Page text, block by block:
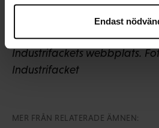
Endast
Blogginlägget bygger på en
har publicerats i Tekijä-
Industrifackets webbplats.
Industrifacket
MER FRÅN RELATERADE ÄMNEN: